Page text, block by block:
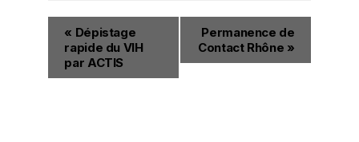
« Dépistage
rapide du VIH
par ACTIS
Permanence de
Contact Rhône »